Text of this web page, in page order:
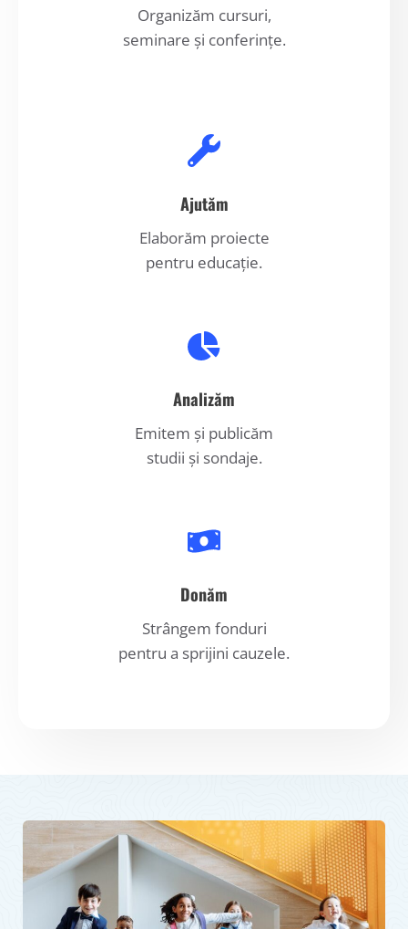
Organizăm cursuri,
seminare și conferințe.
Ajutăm
Elaborăm proiecte
pentru educație.
Analizăm
Emitem și publicăm
studii și sondaje.
Donăm
Strângem fonduri
pentru a sprijini cauzele.